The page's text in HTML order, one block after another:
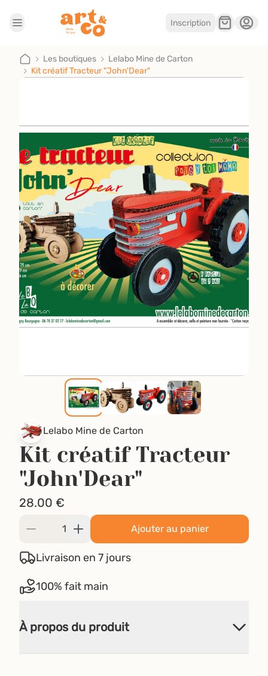
Inscription
Les boutiques
Je suis artisan
Les boutiques
Lelabo Mine de Carton
Kit créatif Tracteur "John'Dear"
Lelabo Mine de Carton
Kit créatif Tracteur
"John'Dear"
28.00 €
Ajouter au panier
Livraison en 7 jours
100% fait main
À propos du produit